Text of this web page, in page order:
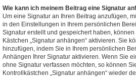
Wie kann ich meinem Beitrag eine Signatur
Um eine Signatur an Ihren Beitrag anzufügen,
in den Einstellungen in Ihrem persönlichen
Signatur erstellt und gespeichert haben,
Kästchen „Signatur anhängen“ aktivieren. Sie
hinzufügen, indem Sie in Ihrem persönlichen
Anhängen Ihrer Signatur aktivieren. Wenn Sie
ohne Signatur verfassen möchten, so können
Kontrollkästchen „Signatur anhängen“ wieder